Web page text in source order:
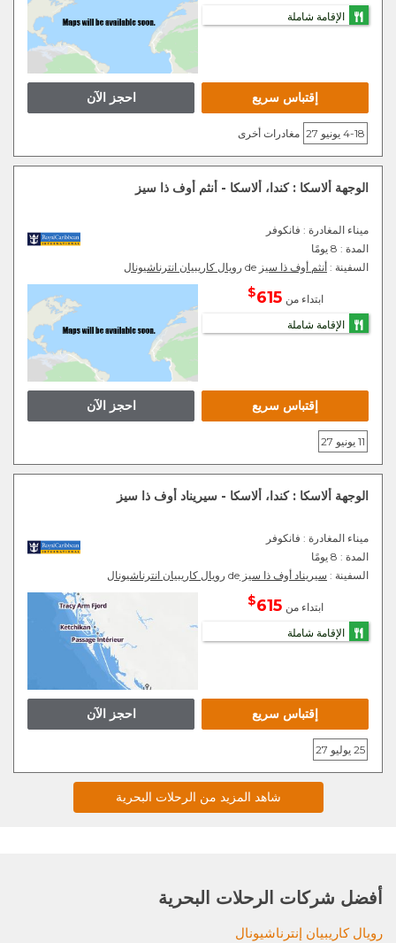
الإقامة شاملة
احجز الآن إقتباس سريع
4-18 يونيو 27 مغادرات أخرى
الوجهة ألاسكا : كندا، ألاسكا - أنثم أوف ذا سيز
ميناء المغادرة : فانكوفر
المدة : 8 يومًا
السفينة : أنثم أوف ذا سيز رويال كاريبيان انترناشيونال
ابتداء من 615
$
الإقامة شاملة
احجز الآن إقتباس سريع
11 يونيو 27
الوجهة ألاسكا : كندا، ألاسكا - سيريناد أوف ذا سيز
ميناء المغادرة : فانكوفر
المدة : 8 يومًا
السفينة : سيريناد أوف ذا سيز de رويال كاريبيان انترناشيونال
ابتداء من 615
$
الإقامة شاملة
احجز الآن إقتباس سريع
25 يوليو 27
شاهد المزيد من الرحلات البحرية
أفضل شركات الرحلات البحرية
رويال كاريبيان إنترناشيونال